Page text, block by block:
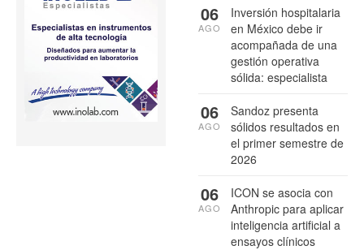
Inversión hospitalaria
en México debe ir
acompañada de una
gestión operativa
sólida: especialista
06
AGO
Sandoz presenta
sólidos resultados en
el primer semestre de
2026
06
AGO
ICON se asocia con
Anthropic para aplicar
inteligencia artificial a
ensayos clínicos
06
AGO